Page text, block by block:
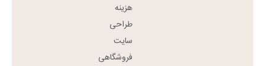
هزینه
طراحی
سایت
فروشگاهی